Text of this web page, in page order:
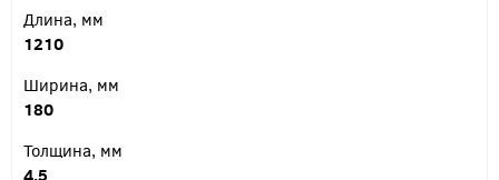
Длина, мм
1210
Ширина, мм
180
Толщина, мм
4.5